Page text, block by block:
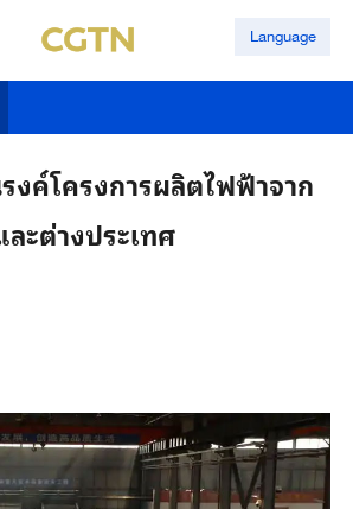
Language
ค์โครงการผลิตไฟฟ้าจาก
ะต่างประเทศ